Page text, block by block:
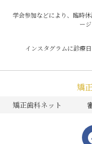
学会参加などにより、臨時
ー
インスタグラムに診療
矯
矯正歯科ネット